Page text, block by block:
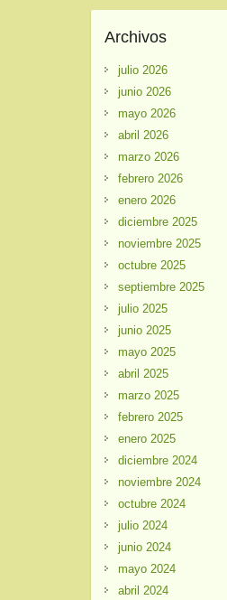
Archivos
julio 2026
junio 2026
mayo 2026
abril 2026
marzo 2026
febrero 2026
enero 2026
diciembre 2025
noviembre 2025
octubre 2025
septiembre 2025
julio 2025
junio 2025
mayo 2025
abril 2025
marzo 2025
febrero 2025
enero 2025
diciembre 2024
noviembre 2024
octubre 2024
julio 2024
junio 2024
mayo 2024
abril 2024